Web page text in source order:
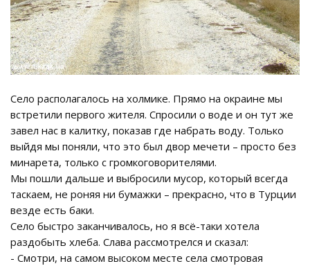
Село располагалось на холмике. Прямо на окраине мы
встретили первого жителя. Спросили о воде и он тут же
завел нас в калитку, показав где набрать воду. Только
выйдя мы поняли, что это был двор мечети – просто без
минарета, только с громкоговорителями.
Мы пошли дальше и выбросили мусор, который всегда
таскаем, не роняя ни бумажки – прекрасно, что в Турции
везде есть баки.
Село быстро заканчивалось, но я всё-таки хотела
раздобыть хлеба. Слава рассмотрелся и сказал:
- Смотри, на самом высоком месте села смотровая